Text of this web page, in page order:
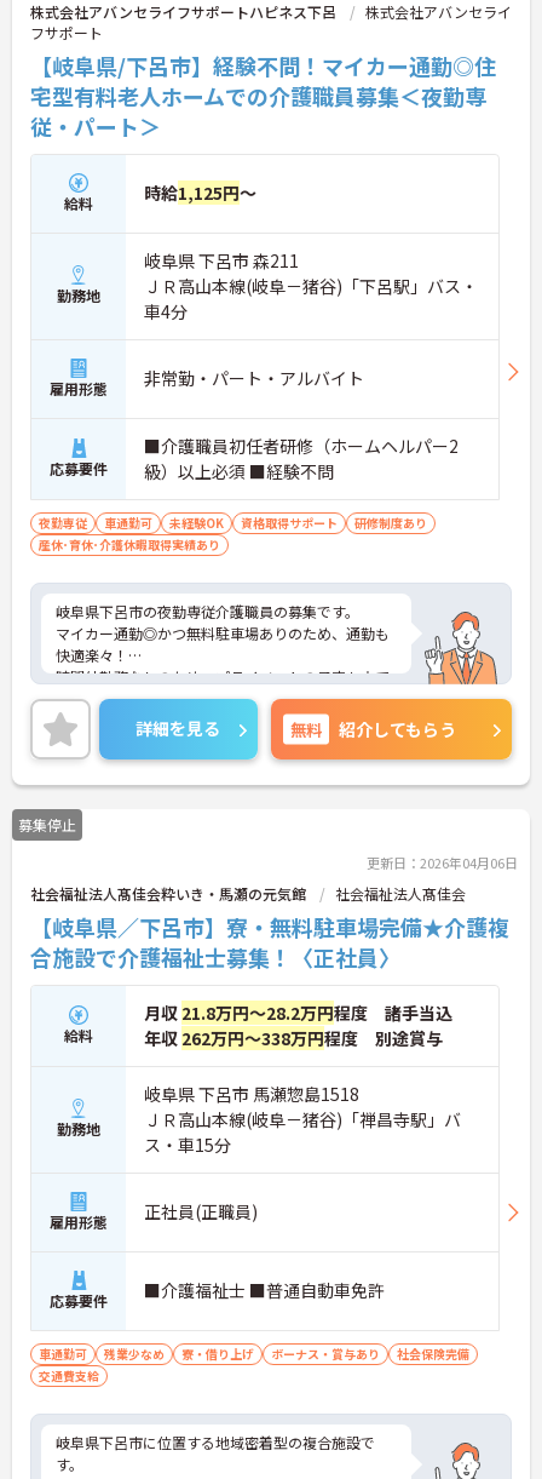
株式会社アバンセライフサポートハピネス下呂
株式会社アバンセライ
フサポート
【岐阜県/下呂市】経験不問！マイカー通勤◎住
宅型有料老人ホームでの介護職員募集＜夜勤専
従・パート＞
給料 時給1,125円～
勤務地
岐阜県 下呂市 森211
ＪＲ高山本線(岐阜－猪谷)「下呂駅」バス・
車4分
雇用形態 非常勤・パート・アルバイト
応募要件
■介護職員初任者研修（ホームヘルパー2
級）以上必須 ■経験不問
夜勤専従 車通勤可 未経験OK 資格取得サポート
研修制度あり
産休･育休･介護休暇取得実績あり
岐阜県下呂市の夜勤専従介護職員の募集です。
マイカー通勤◎かつ無料駐車場ありのため、通勤も
快適楽々！
時間外勤務なしのため、プライベートの予定も立て
やすい！
ご興味のある方はご面接のポイントをお伝えいたし
ますので、お気軽にご相談ください。
詳細を見る 無料 紹介してもらう
募集停止
更新日：2026年04月06日
社会福祉法人髙佳会粋いき・馬瀬の元気館 社会福祉法人髙佳会
【岐阜県／下呂市】寮・無料駐車場完備★介護複
合施設で介護福祉士募集！〈正社員〉
給料
月収 21.8万円～28.2万円程度 諸手当込
年収 262万円～338万円程度 別途賞与
勤務地
岐阜県 下呂市 馬瀬惣島1518
ＪＲ高山本線(岐阜－猪谷)「禅昌寺駅」バ
ス・車15分
雇用形態 正社員(正職員)
応募要件 ■介護福祉士 ■普通自動車免許
車通勤可 残業少なめ 寮・借り上げ ボーナス・賞与あり
社会保険完備
交通費支給
岐阜県下呂市に位置する地域密着型の複合施設で
す。